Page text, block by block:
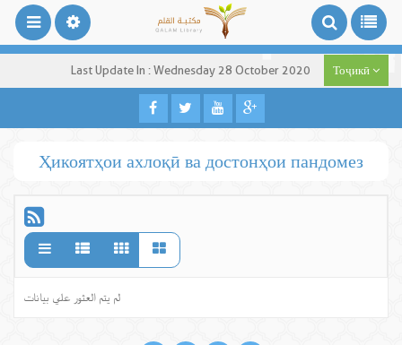
Last Update In : Wednesday 28 October 2020 Тоҷикӣ
Ҳикоятҳои ахлоқӣ ва достонҳои пандомез
لم يتم العثور علي بيانات